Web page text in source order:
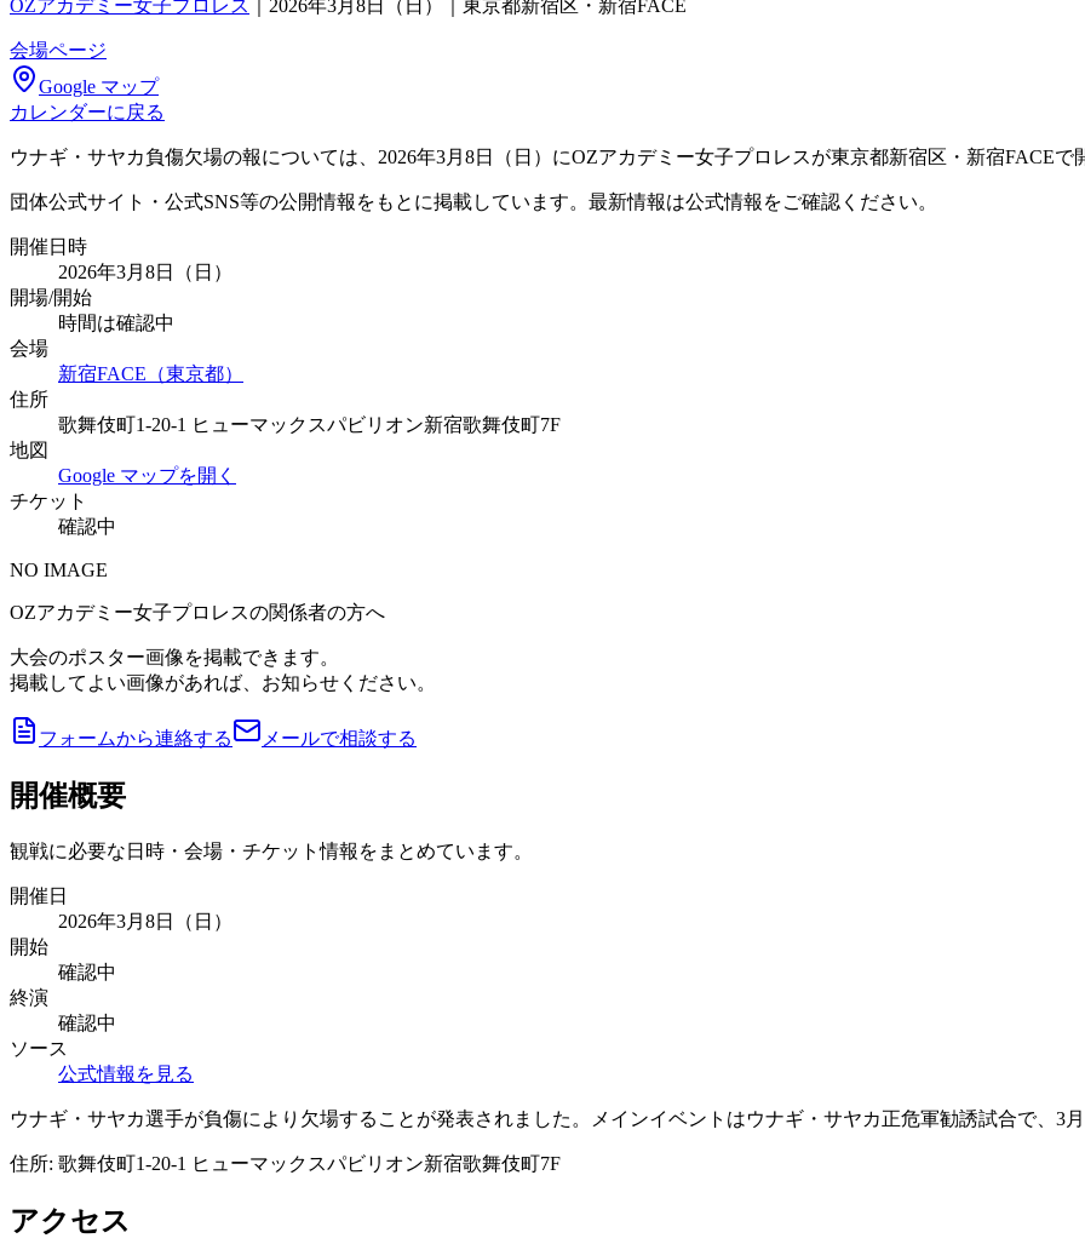
OZアカデミー女子プロレス 2026年3月8日（日）｜東京都新宿区・新宿FACE
会場ページ
Google マップ
カレンダーに戻る
ウナギ・サヤカ負傷欠場の報については、2026年3月8日（日）にOZアカデミー女子プロレスが東京都新宿区・新宿FACE
団体公式サイト・公式SNS等の公開情報をもとに掲載しています。最新情報は公式情報をご確認ください。
開催日時
2026年3月8日（日）
開場/開始
時間は確認中
会場
新宿FACE（東京都）
住所
歌舞伎町1-20-1 ヒューマックスパビリオン新宿歌舞伎町7F
地図
Google マップを開く
チケット
確認中
NO IMAGE
OZアカデミー女子プロレスの関係者の方へ
大会のポスター画像を掲載できます。
掲載してよい画像があれば、お知らせください。
フォームから連絡する メールで相談する
開催概要
観戦に必要な日時・会場・チケット情報をまとめています。
開催日
2026年3月8日（日）
開始
確認中
終演
確認中
ソース
公式情報を見る
ウナギ・サヤカ選手が負傷により欠場することが発表されました。メインイベントはウナギ・サヤカ正危軍勧誘試合で、3
住所: 歌舞伎町1-20-1 ヒューマックスパビリオン新宿歌舞伎町7F
アクセス